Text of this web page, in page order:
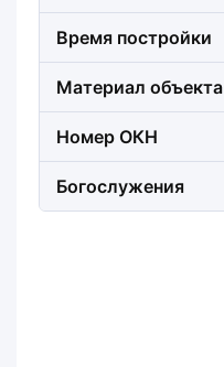
Время постройки
Материал объекта
Номер ОКН
Богослужения